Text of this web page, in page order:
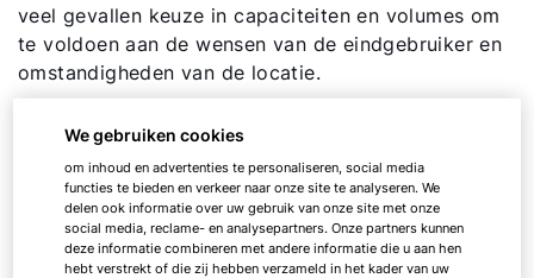
veel gevallen keuze in capaciteiten en volumes om
te voldoen aan de wensen van de eindgebruiker en
omstandigheden van de locatie.
We gebruiken cookies
om inhoud en advertenties te personaliseren, social media
functies te bieden en verkeer naar onze site te analyseren. We
delen ook informatie over uw gebruik van onze site met onze
social media, reclame- en analysepartners. Onze partners kunnen
deze informatie combineren met andere informatie die u aan hen
hebt verstrekt of die zij hebben verzameld in het kader van uw